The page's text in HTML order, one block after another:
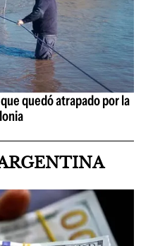
quedó atrapado por la